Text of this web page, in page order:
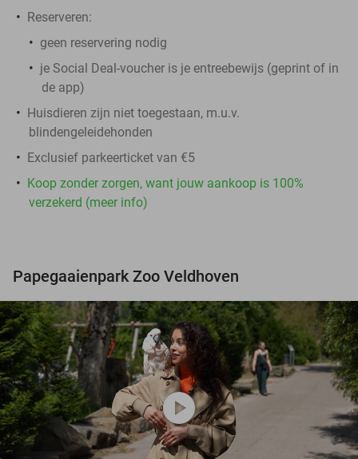
Reserveren:
geen reservering nodig
je Social Deal-voucher is je entreebewijs (geprint of in
de app)
Huisdieren zijn niet toegestaan, m.u.v.
blindengeleidehonden
Exclusief parkeerticket van €5
Koop zonder zorgen, want jouw aankoop is 100%
verzekerd (meer info)
Papegaaienpark Zoo Veldhoven
play_circle